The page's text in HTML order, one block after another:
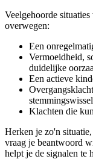
Veelgehoorde
overwegen:
Een
Vermoeidheid,
duidelijke
Een actieve
Klachten die
Herken je zo'n
vraag je beantwoord
helpt je de signalen te